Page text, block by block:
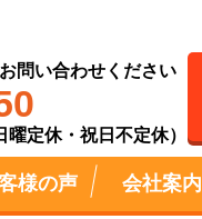
問い合わせください
定休・祝日不定休）
様の声 会社案内